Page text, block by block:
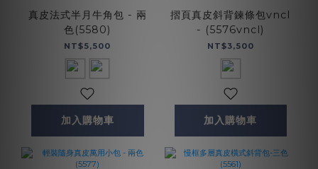
真皮法式半月牛角包 - 兩
色(5580)
NT$5,500
加入購物車
摺頁真皮斜背鍊條包vncl
- (5576vncl)
NT$3,500
加入購物車